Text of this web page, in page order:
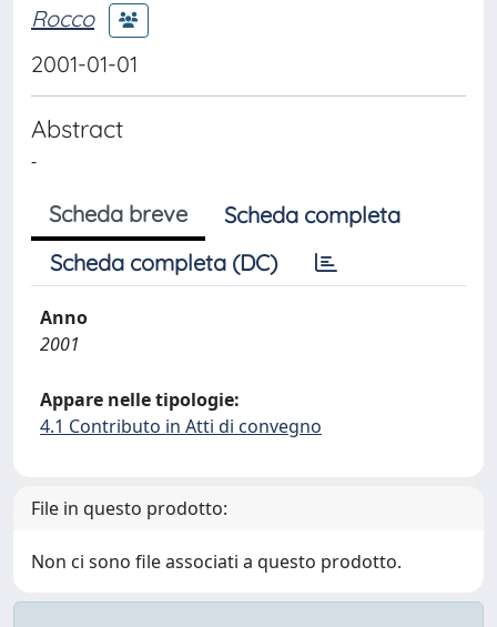
Rocco
2001-01-01
Abstract
-
Scheda breve
Scheda completa
Scheda completa (DC)
Anno
2001
Appare nelle tipologie:
4.1 Contributo in Atti di convegno
File in questo prodotto:
Non ci sono file associati a questo prodotto.